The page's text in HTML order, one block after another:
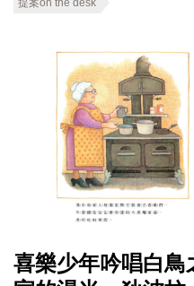
喜樂少年吟唱白